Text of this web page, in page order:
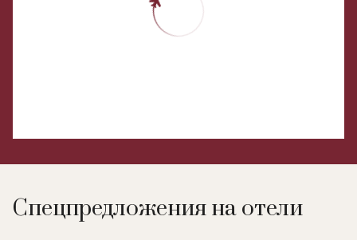
Спецпредложения на отели